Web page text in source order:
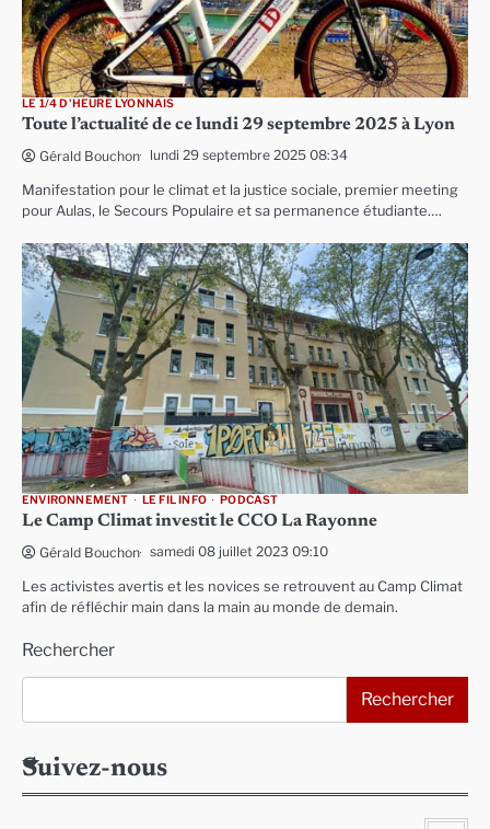
LE 1/4 D'HEURE LYONNAIS
Toute l’actualité de ce lundi 29 septembre 2025 à Lyon
Gérald Bouchon lundi 29 septembre 2025 08:34
Manifestation pour le climat et la justice sociale, premier meeting
pour Aulas, le Secours Populaire et sa permanence étudiante….
ENVIRONNEMENT LE FIL INFO PODCAST
Le Camp Climat investit le CCO La Rayonne
Gérald Bouchon samedi 08 juillet 2023 09:10
Les activistes avertis et les novices se retrouvent au Camp Climat
afin de réfléchir main dans la main au monde de demain.
Rechercher
Rechercher
Suivez-nous